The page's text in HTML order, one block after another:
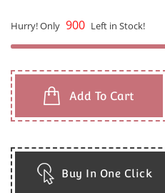
Hurry! Only 900 Left in Stock!
Add To Cart
Buy In One Click